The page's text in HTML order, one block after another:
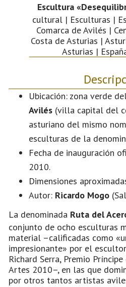
Escultura
cultural | Esculturas |
Comarca de Avilés |
Costa de Asturias |
Asturias |
Ubicación: zona verde
Avilés (villa capital del
asturiano del mismo
esculturas de la
Fecha de inauguración
2010.
Dimensiones
Autor: Ricardo Mogo
La denominada Ruta del
conjunto de ocho esculturas
material –calificadas como
impresionante» por el
Richard Serra, Premio
Artes 2010–, en las que
por otros tantos artistas